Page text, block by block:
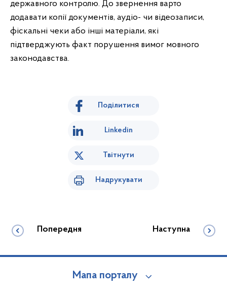
державного контролю. До звернення варто
додавати копії документів, аудіо- чи відеозаписи,
фіскальні чеки або інші матеріали, які
підтверджують факт порушення вимог мовного
законодавства.
Поділитися
Linkedin
Твітнути
Надрукувати
Попередня Наступна
Мапа порталу